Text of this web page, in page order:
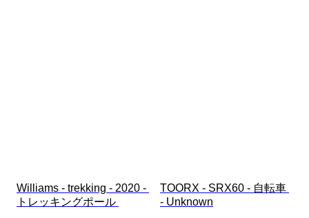
Williams - trekking - 2020 -
トレッキングポール
TOORX - SRX60 - 自転車
- Unknown